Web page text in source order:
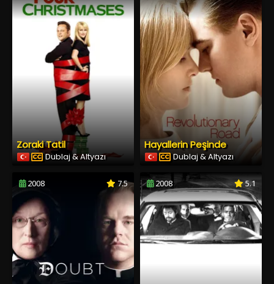
Zoraki Tatil
Dublaj & Altyazı
Hayallerin Peşinde
Dublaj & Altyazı
2008 7.5 2008 5.1